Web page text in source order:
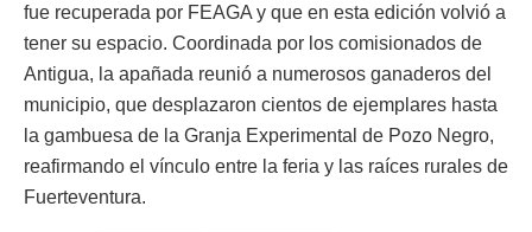
fue recuperada por FEAGA y que en esta edición volvió a
tener su espacio. Coordinada por los comisionados de
Antigua, la apañada reunió a numerosos ganaderos del
municipio, que desplazaron cientos de ejemplares hasta
la gambuesa de la Granja Experimental de Pozo Negro,
reafirmando el vínculo entre la feria y las raíces rurales de
Fuerteventura.